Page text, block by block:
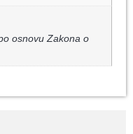
osnovu Zakona o